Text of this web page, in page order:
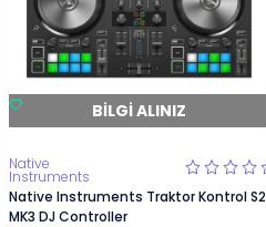
BILGI ALINIZ
Native
Instruments
Native Instruments Traktor Kontrol S2
MK3 DJ Controller